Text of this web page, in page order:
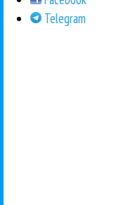
Telegram